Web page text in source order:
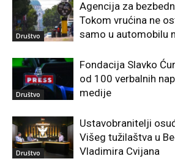
Društvo
Agencija za
Tokom vrućina ne
samo u automobilu
Društvo
Fondacija Slavko
od 100 verbalnih
medije
Društvo
Ustavobranitelji
Višeg tužilaštva u
Vladimira Cvijana